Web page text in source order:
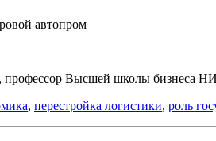
автопром
профессор Высшей школы бизнеса
, перестройка логистики, роль